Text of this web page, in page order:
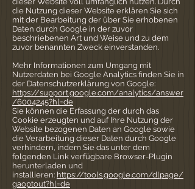
die Nutzung dieser Website erklären Sie sich
mit der Bearbeitung der über Sie erhobenen
Daten durch Google in der zuvor
beschriebenen Art und Weise und zu dem
zuvor benannten Zweck einverstanden.
Mehr Informationen zum Umgang mit
Nutzerdaten bei Google Analytics finden Sie in
der Datenschutzerklärung von Google:
https://support.google.com/analytics/answer
/6004245?hl=de
Sie können die Erfassung der durch das
Cookie erzeugten und auf Ihre Nutzung der
Website bezogenen Daten an Google sowie
die Verarbeitung dieser Daten durch Google
verhindern, indem Sie das unter dem
folgenden Link verfügbare Browser-Plugin
herunterladen und
installieren: https://tools.google.com/dlpage/
gaoptout?hl=de